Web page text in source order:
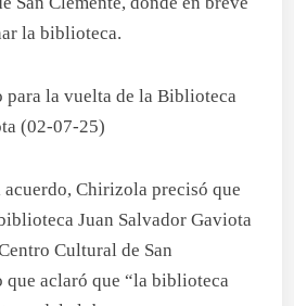
la biblioteca.
acuerdo, Chirizola precisó que
Juan Salvador Gaviota
Cultural de San
que aclaró que “la biblioteca